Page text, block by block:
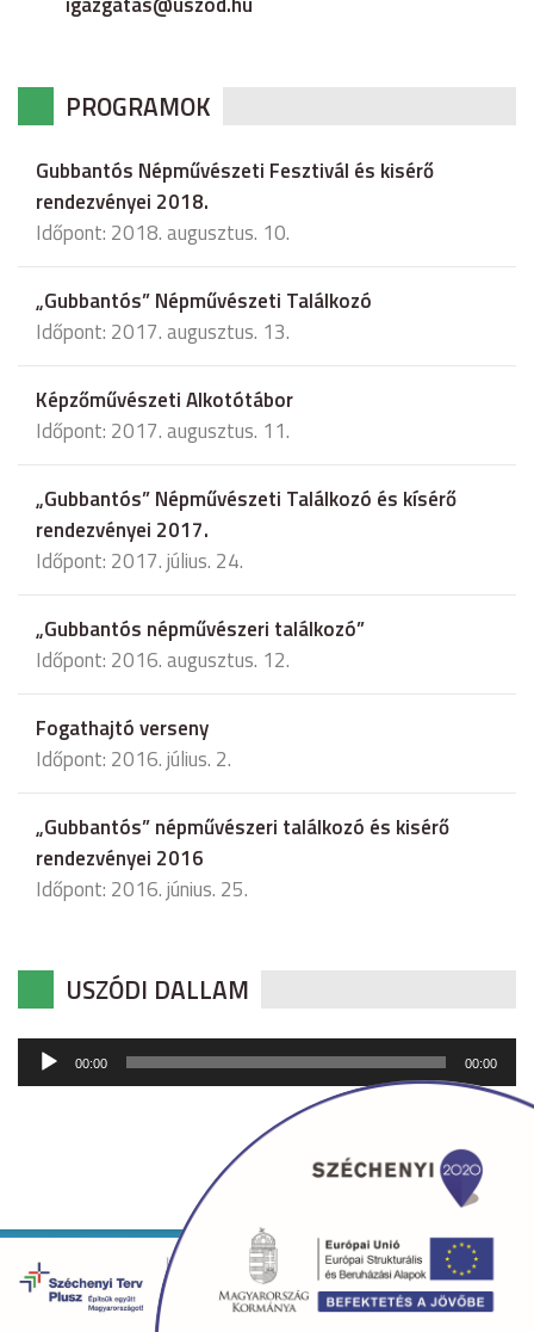
PROGRAMOK
Gubbantós Népművészeti Fesztivál és kisérő
rendezvényei 2018.
Időpont: 2018. augusztus. 10.
„Gubbantós” Népművészeti Találkozó
Időpont: 2017. augusztus. 13.
Képzőművészeti Alkotótábor
Időpont: 2017. augusztus. 11.
„Gubbantós” Népművészeti Találkozó és kísérő
rendezvényei 2017.
Időpont: 2017. július. 24.
„Gubbantós népművészeri találkozó”
Időpont: 2016. augusztus. 12.
Fogathajtó verseny
Időpont: 2016. július. 2.
„Gubbantós” népművészeri találkozó és kisérő
rendezvényei 2016
Időpont: 2016. június. 25.
USZÓDI DALLAM
Audió
lejátszó
00:00 00:00
Copyright © 2026 uszod.hu Minden jog fenntartva. •
Készítette:fridrik.me